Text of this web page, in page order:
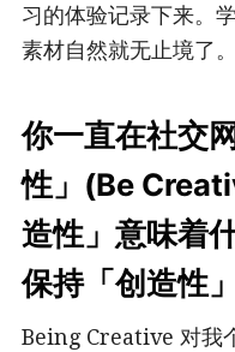
习的体验记录下来。
素材自然就无止境了。
你一直在社交
性」(Be
造性」意味着
保持「创造性
Being Creative 对我